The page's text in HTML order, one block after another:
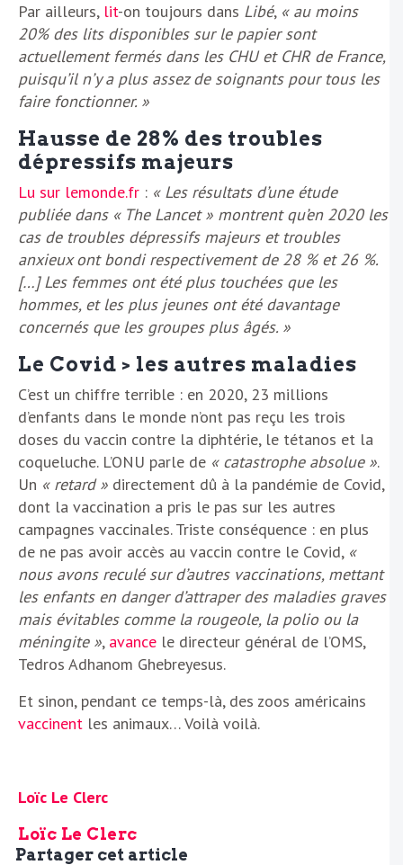
Par ailleurs, lit-on toujours dans Libé, « au moins
20% des lits disponibles sur le papier sont
actuellement fermés dans les CHU et CHR de France,
puisqu’il n’y a plus assez de soignants pour tous les
faire fonctionner. »
Hausse de 28% des troubles
dépressifs majeurs
Lu sur lemonde.fr : « Les résultats d’une étude
publiée dans « The Lancet » montrent qu’en 2020 les
cas de troubles dépressifs majeurs et troubles
anxieux ont bondi respectivement de 28 % et 26 %.
[…] Les femmes ont été plus touchées que les
hommes, et les plus jeunes ont été davantage
concernés que les groupes plus âgés. »
Le Covid > les autres maladies
C’est un chiffre terrible : en 2020, 23 millions
d’enfants dans le monde n’ont pas reçu les trois
doses du vaccin contre la diphtérie, le tétanos et la
coqueluche. L’ONU parle de « catastrophe absolue ».
Un « retard » directement dû à la pandémie de Covid,
dont la vaccination a pris le pas sur les autres
campagnes vaccinales. Triste conséquence : en plus
de ne pas avoir accès au vaccin contre le Covid, «
nous avons reculé sur d’autres vaccinations, mettant
les enfants en danger d’attraper des maladies graves
mais évitables comme la rougeole, la polio ou la
méningite », avance le directeur général de l’OMS,
Tedros Adhanom Ghebreyesus.
Et sinon, pendant ce temps-là, des zoos américains
vaccinent les animaux… Voilà voilà.
Loïc Le Clerc
Loïc Le Clerc
Partager cet article